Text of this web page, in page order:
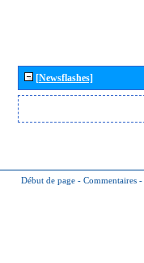
[Newsflashes]
Début de page - Commentaires -